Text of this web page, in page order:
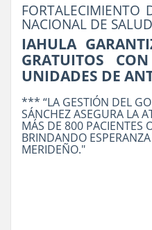
FORTALECIMIENTO
NACIONAL DE
IAHULA
GRATUITOS
UNIDADES DE
*** “LA GESTIÓN DEL
SÁNCHEZ ASEGURA LA
MÁS DE 800 PACIENTES
BRINDANDO
MERIDEÑO."